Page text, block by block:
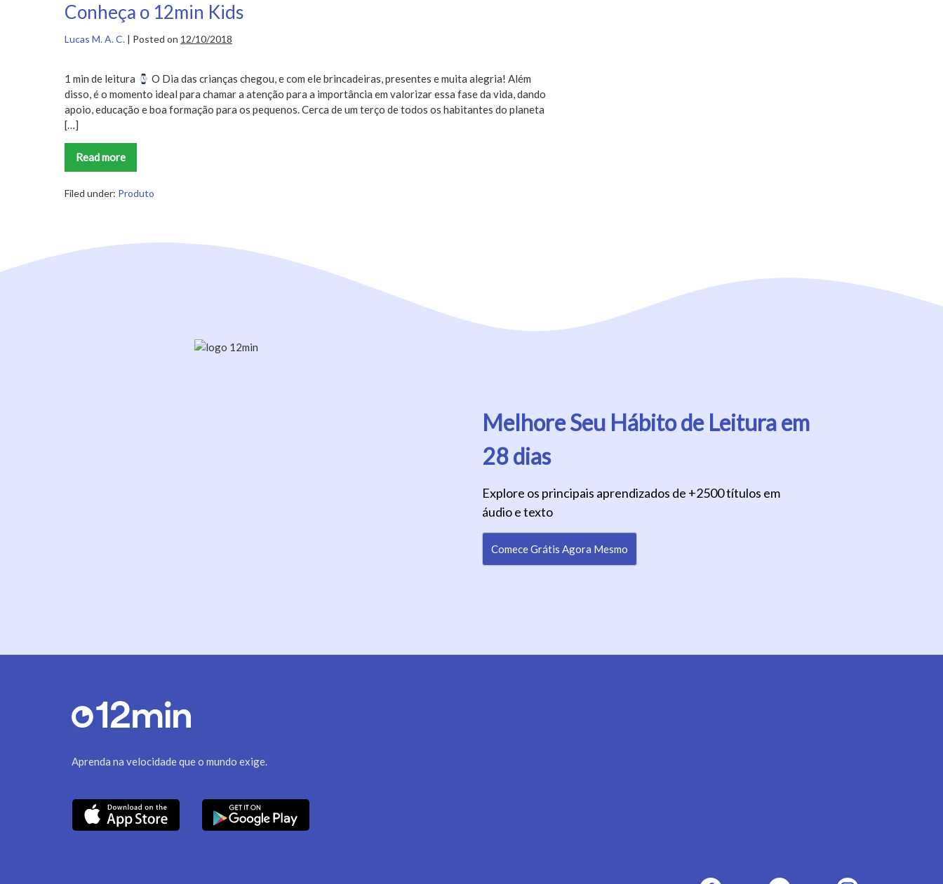
Conheça o 12min Kids
Lucas M. A. C. | Posted on 12/10/2018
1 min de leitura
O Dia das crianças chegou, e com ele brincadeiras, presentes e muita alegria! Além
disso, é o momento ideal para chamar a atenção para a importância em valorizar essa fase da vida, dando
apoio, educação e boa formação para os pequenos. Cerca de um terço de todos os habitantes do planeta
[…]
Read more
Conheça
o
Kids
Filed under: Produto
Melhore Seu Hábito de Leitura em
28 dias
Explore os principais aprendizados de +2500 títulos em
áudio e texto
Comece Grátis Agora Mesmo
Aprenda na velocidade que o mundo exige.